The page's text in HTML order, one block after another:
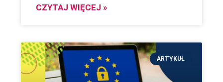
CZYTAJ WIĘCEJ »
ARTYKUŁ